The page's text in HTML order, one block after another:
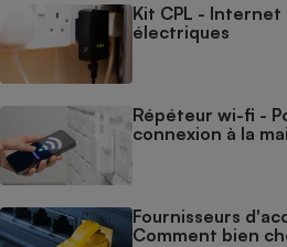
Kit CPL - Internet
électriques
Répéteur wi-fi -
connexion à la
Fournisseurs
Comment bien